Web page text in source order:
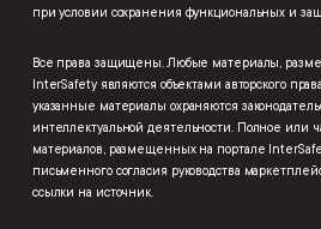
при условии сохранения функциональных и
Все права защищены. Любые материалы,
InterSafety являются объектами авторского
указанные материалы охраняются
интеллектуальной деятельности. Полное или
материалов, размещенных на портале
письменного согласия руководства
ссылки на источник.